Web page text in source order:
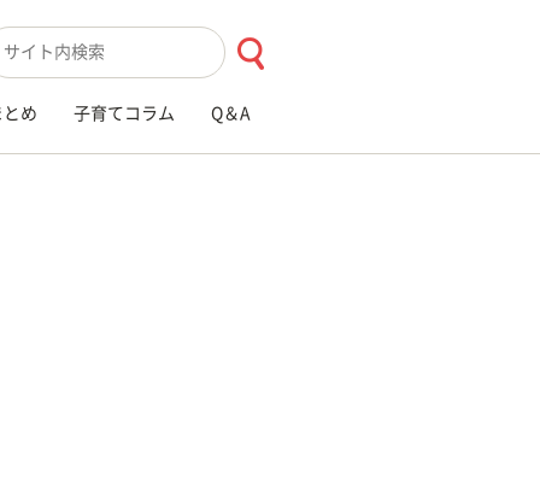
キーワード入力
め 子育てコラム Q＆A